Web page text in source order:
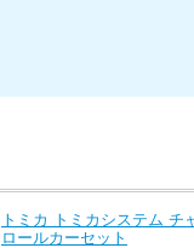
トミカ トミカシステム チ
ロールカーセット